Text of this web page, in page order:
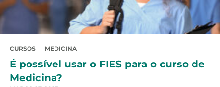
CURSOS MEDICINA
É possível usar o FIES para o curso de
Medicina?